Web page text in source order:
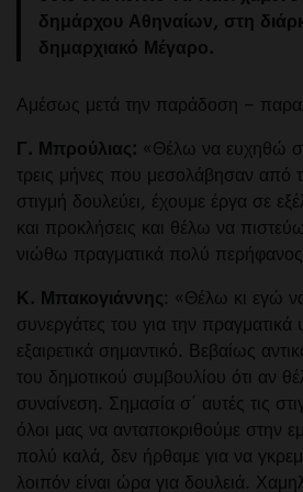
δημάρχου Αθηναίων, στη
δημαρχιακό Μέγαρο.
Αμέσως μετά την παράδοση –
Γ. Μπρούλιας: «Θέλω να ευχηθώ
τρεις μήνες που μεσολάβησαν από
στιγμή δουλεύει, έχουμε έργα σε
και προκλήσεις και θέλω να
νιώθω πραγματικά πολύ
Κ. Μπακογιάννης: «Θέλω κι εγώ
συνεργάτες του για την πραγματικά
εξαιρετικά σημαντικό. Βεβαίως
του δημοτικού συμβουλίου ότι αν
συναίνεση. Σημασία σ΄ αυτές τις
όλοι μας να ανταποκριθούμε στην
πολύ καλά, δεν ήρθαμε για να
λοιπόν είναι ώρα για δουλειά.